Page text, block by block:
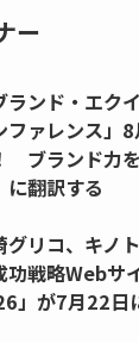
ー
ランド・エク
ファレンス」
ブランド力
に翻訳する
グリコ、キノ
功戦略Webサ
」が7月22日